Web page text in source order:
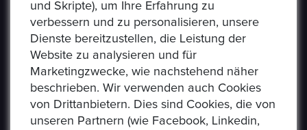
Formaten Jetzt kaufen / Angebot / Gebot kaufen und
verkaufen können. Epoxa bietet zusätzlich einen
Umtauschservice von DM zu EUR an. Mit diesem
Service können Personen, die sich weit entfernt von
den regionalen Standorten der Bundesbank befinden
(www.ezb.europa.eu), ihre DM-Währung in Euro
umtauschen.
und Skripte), um Ihre Erfahrung zu
verbessern und zu personalisieren, unsere
Dienste bereitzustellen, die Leistung der
Website zu analysieren und für
Marketingzwecke, wie nachstehend näher
beschrieben. Wir verwenden auch Cookies
von Drittanbietern. Dies sind Cookies, die von
unseren Partnern (wie Facebook, Linkedin,